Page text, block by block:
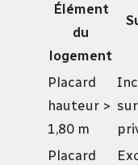
Élément
du
logement
Placard
hauteur >
1,80 m
Placard